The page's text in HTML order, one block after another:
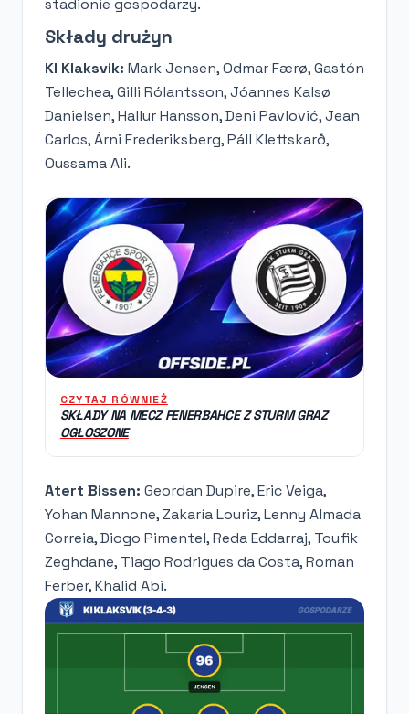
stadionie gospodarzy.
Składy drużyn
KI Klaksvik: Mark Jensen, Odmar Færø, Gastón
Tellechea, Gilli Rólantsson, Jóannes Kalsø
Danielsen, Hallur Hansson, Deni Pavlović, Jean
Carlos, Árni Frederiksberg, Páll Klettskarð,
Oussama Ali.
CZYTAJ RÓWNIEŻ
SKŁADY NA MECZ FENERBAHCE Z STURM GRAZ
OGŁOSZONE
Atert Bissen: Geordan Dupire, Eric Veiga,
Yohan Mannone, Zakaría Louriz, Lenny Almada
Correia, Diogo Pimentel, Reda Eddarraj, Toufik
Zeghdane, Tiago Rodrigues da Costa, Roman
Ferber, Khalid Abi.